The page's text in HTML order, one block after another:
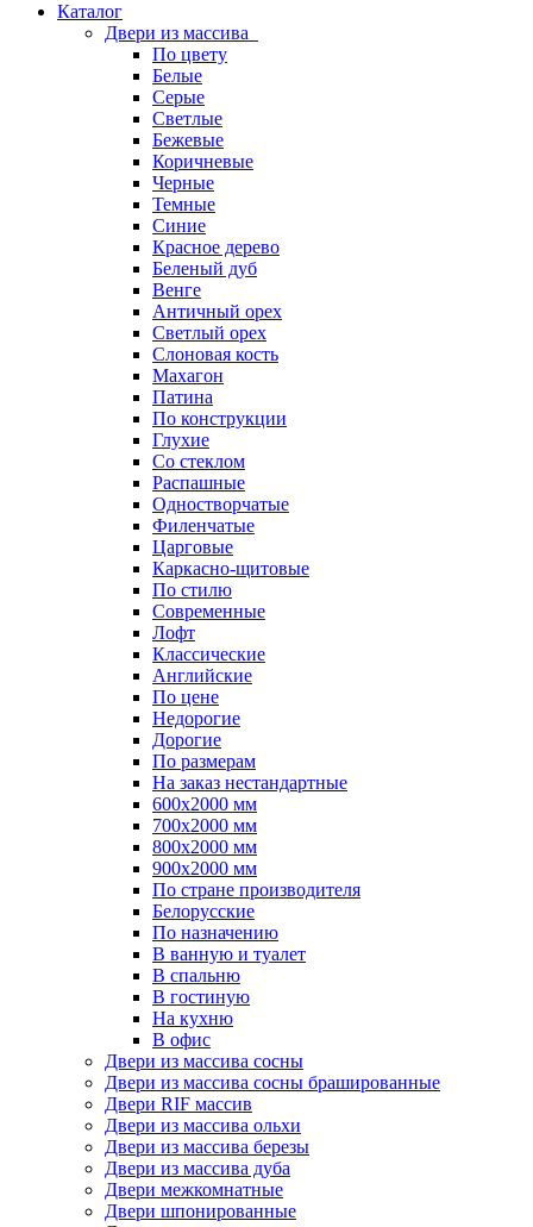
Каталог
Двери из массива
По цвету
Белые
Серые
Светлые
Бежевые
Коричневые
Черные
Темные
Синие
Красное дерево
Беленый дуб
Венге
Античный орех
Светлый орех
Слоновая кость
Махагон
Патина
По конструкции
Глухие
Со стеклом
Распашные
Одностворчатые
Филенчатые
Царговые
Каркасно-щитовые
По стилю
Современные
Лофт
Классические
Английские
По цене
Недорогие
Дорогие
По размерам
На заказ нестандартные
600х2000 мм
700х2000 мм
800х2000 мм
900х2000 мм
По стране производителя
Белорусские
По назначению
В ванную и туалет
В спальню
В гостиную
На кухню
В офис
Двери из массива сосны
Двери из массива сосны брашированные
Двери RIF массив
Двери из массива ольхи
Двери из массива березы
Двери из массива дуба
Двери межкомнатные
Двери шпонированные